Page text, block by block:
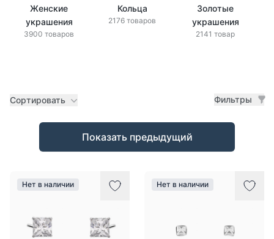
Женские
украшения
3900 товаров
Кольца
2176 товаров
Золотые
украшения
2141 товар
Сортировать Фильтры
Товары
Показать предыдущий
Нет в наличии Нет в наличии